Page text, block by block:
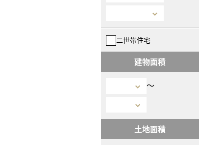
二世帯住宅
建物面積
〜
土地面積